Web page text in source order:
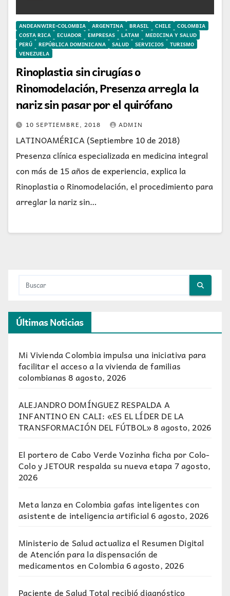
ANDEANWIRE-COLOMBIA ARGENTINA BRASIL CHILE
COLOMBIA
COSTA RICA
ECUADOR EMPRESAS LATAM
MEDICINA Y SALUD
PERÚ
REPÚBLICA DOMINICANA SALUD SERVICIOS
TURISMO
VENEZUELA
Rinoplastia sin cirugías o
Rinomodelación, Presenza arregla la
nariz sin pasar por el quirófano
10 SEPTIEMBRE, 2018 ADMIN
LATINOAMÉRICA (Septiembre 10 de 2018)
Presenza clínica especializada en medicina integral
con más de 15 años de experiencia, explica la
Rinoplastia o Rinomodelación, el procedimiento para
arreglar la nariz sin…
Últimas Noticias
Mi Vivienda Colombia impulsa una iniciativa para
facilitar el acceso a la vivienda de familias
colombianas 8 agosto, 2026
ALEJANDRO DOMÍNGUEZ RESPALDA A
INFANTINO EN CALI: «ES EL LÍDER DE LA
TRANSFORMACIÓN DEL FÚTBOL»8 agosto, 2026
El portero de Cabo Verde Vozinha ficha por Colo-
Colo y JETOUR respalda su nueva etapa7 agosto,
2026
Meta lanza en Colombia gafas inteligentes con
asistente de inteligencia artificial 6 agosto, 2026
Ministerio de Salud actualiza el Resumen Digital
de Atención para la dispensación de
medicamentos en Colombia6 agosto, 2026
Paciente de Salud Total recibió diagnóstico